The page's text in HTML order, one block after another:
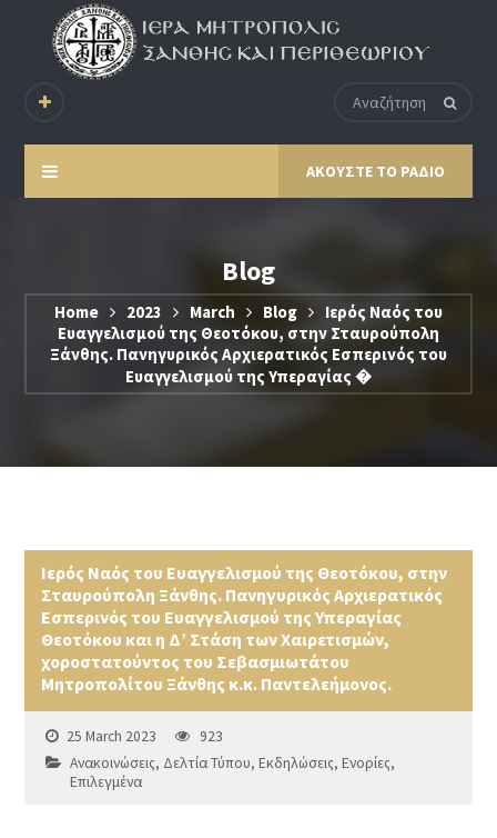
ΑΚΟΥΣΤΕ ΤΟ ΡΑΔΙΟ
Blog
Home 2023 March Blog
Ιερός Ναός του
Ευαγγελισμού της Θεοτόκου, στην Σταυρούπολη
Ξάνθης. Πανηγυρικός Αρχιερατικός Εσπερινός του
Ευαγγελισμού της Υπεραγίας �
Ιερός Ναός του Ευαγγελισμού της Θεοτόκου, στην
Σταυρούπολη Ξάνθης. Πανηγυρικός Αρχιερατικός
Εσπερινός του Ευαγγελισμού της Υπεραγίας
Θεοτόκου και η Δ’ Στάση των Χαιρετισμών,
χοροστατούντος του Σεβασμιωτάτου
Μητροπολίτου Ξάνθης κ.κ. Παντελεήμονος.
25 March 2023
923
Ανακοινώσεις, Δελτία Τύπου,Εκδηλώσεις,Ενορίες,
Επιλεγμένα